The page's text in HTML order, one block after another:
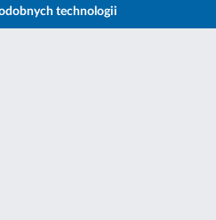
technologii